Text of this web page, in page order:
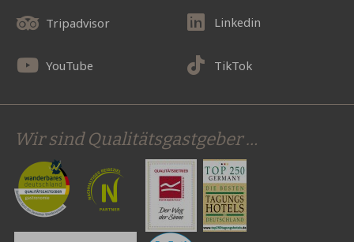
Tripadvisor Linkedin
YouTube TikTok
Wir sind Qualitätsgastgeber …